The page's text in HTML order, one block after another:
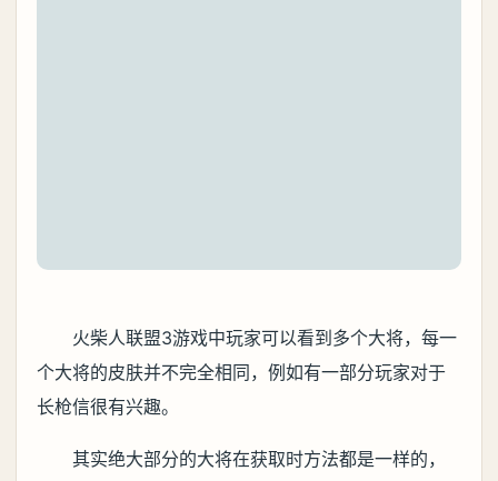
火柴人联盟3游戏中玩家可以看到多个大将，每一
个大将的皮肤并不完全相同，例如有一部分玩家对于
长枪信很有兴趣。
其实绝大部分的大将在获取时方法都是一样的，